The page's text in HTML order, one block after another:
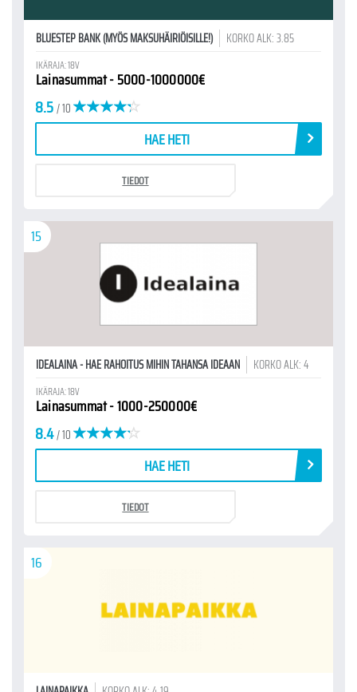
BLUESTEP BANK (MYÖS MAKSUHÄIRIÖISILLE!) KORKO ALK: 3.85
IKÄRAJA: 18V
Lainasummat - 5000-1000000€
8.5/ 10
HAE HETI
TIEDOT
15
IDEALAINA - HAE RAHOITUS MIHIN TAHANSA IDEAAN KORKO ALK: 4
IKÄRAJA: 18V
Lainasummat - 1000-250000€
8.4/ 10
HAE HETI
TIEDOT
16